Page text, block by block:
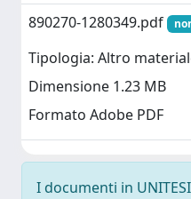
890270-1280349.pdf
Tipologia: Altro
Dimensione 1.23 MB
Formato Adobe PDF
I documenti in